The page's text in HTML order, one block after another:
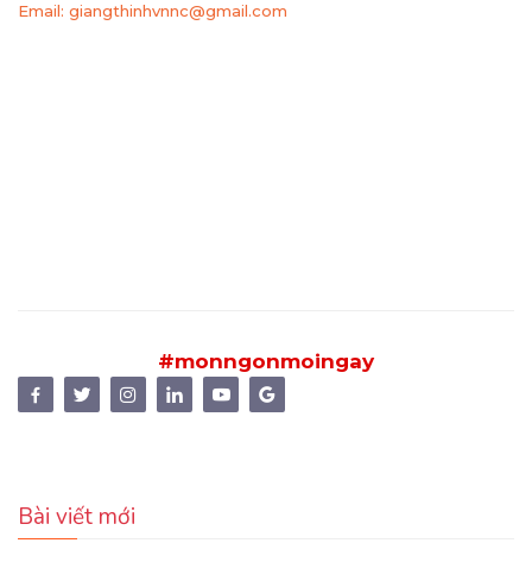
Email: giangthinhvnnc@gmail.com
#monngonmoingay
Bài viết mới